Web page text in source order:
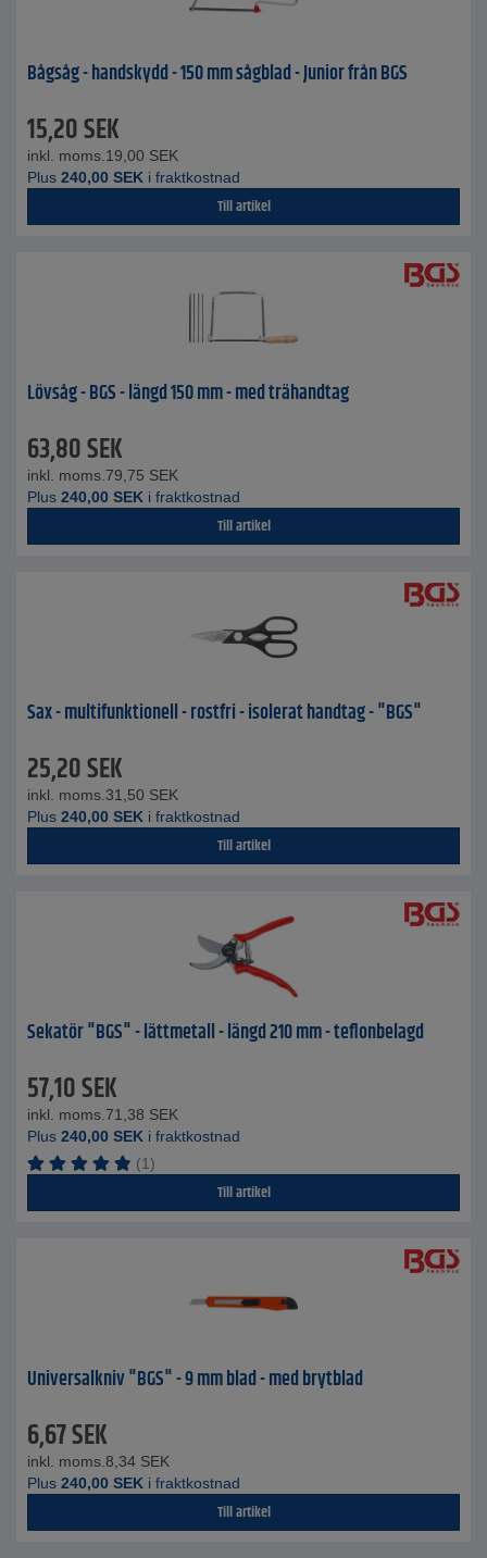
Bågsåg - handskydd - 150 mm sågblad - Junior från BGS
15,20SEK
inkl. moms. 19,00 SEK
Plus 240,00 SEK i fraktkostnad
Till artikel
Lövsåg - BGS - längd 150 mm - med trähandtag
63,80SEK
inkl. moms. 79,75 SEK
Plus 240,00 SEK i fraktkostnad
Till artikel
Sax - multifunktionell - rostfri - isolerat handtag - "BGS"
25,20SEK
inkl. moms. 31,50 SEK
Plus 240,00 SEK i fraktkostnad
Till artikel
Sekatör "BGS" - lättmetall - längd 210 mm - teflonbelagd
57,10SEK
inkl. moms. 71,38 SEK
Plus 240,00 SEK i fraktkostnad
(1)
Till artikel
Universalkniv "BGS" - 9 mm blad - med brytblad
6,67SEK
inkl. moms. 8,34 SEK
Plus 240,00 SEK i fraktkostnad
Till artikel